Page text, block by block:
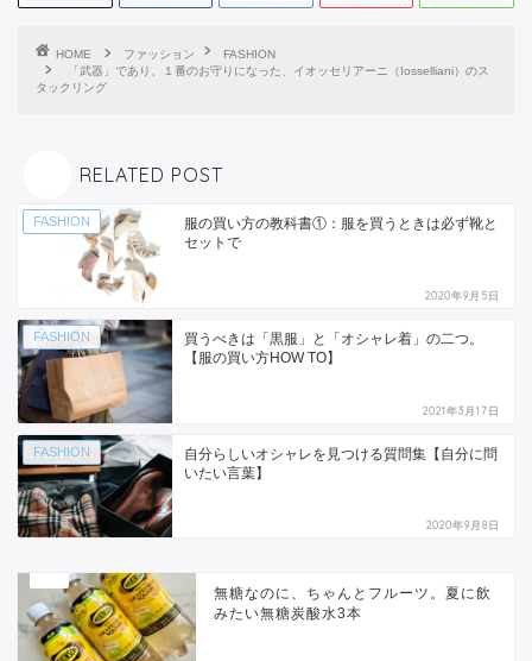
HOME ファッション
FASHION
「武器」であり、１番のお守りになった、イオッセリアーニ（Iosselliani）のス
タックリング
RELATED POST
FASHION
服の買い方の教科書①：服を買うときは必ず靴と
セットで
2020年9月5日
FASHION
買うべきは「黒服」と「オシャレ着」の二つ。
【服の買い方HOW TO】
2021年3月17日
FASHION
自分らしいオシャレを見つける質問集【自分に問
いたい言葉】
2020年9月8日
無糖なのに、ちゃんとフルーツ。夏に飲
みたい無糖炭酸水3本